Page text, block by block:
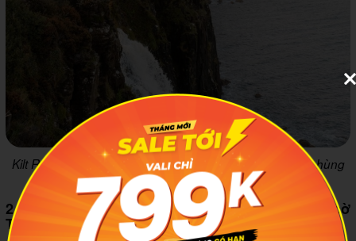
Kilt Rock khiến mình ấn tượng với vẻ đẹp hoang dại và hùng
vĩ. Ảnh minh họa: Hidden Scotland
2.6 Lâu đài Dunvegan và truyền thuyết "Lá cờ
Tiên" của tộc MacLeod